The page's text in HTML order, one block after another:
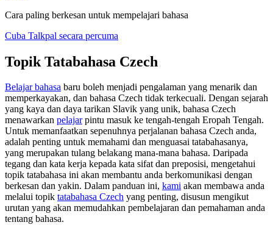
Cara paling berkesan untuk mempelajari bahasa
Cuba Talkpal secara percuma
Topik Tatabahasa Czech
Belajar bahasa baru boleh menjadi pengalaman yang menarik dan
memperkayakan, dan bahasa Czech tidak terkecuali. Dengan sejarah
yang kaya dan daya tarikan Slavik yang unik, bahasa Czech
menawarkan pelajarpintu masuk ke tengah-tengah Eropah Tengah.
Untuk memanfaatkan sepenuhnya perjalanan bahasa Czech anda,
adalah penting untuk memahami dan menguasai tatabahasanya,
yang merupakan tulang belakang mana-mana bahasa. Daripada
tegang dan kata kerja kepada kata sifat dan preposisi, mengetahui
topik tatabahasa ini akan membantu anda berkomunikasi dengan
berkesan dan yakin. Dalam panduan ini, kami akan membawa anda
melalui topik tatabahasa Czech yang penting, disusun mengikut
urutan yang akan memudahkan pembelajaran dan pemahaman anda
tentang bahasa.